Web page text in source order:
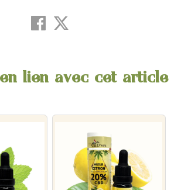
lien avec cet article